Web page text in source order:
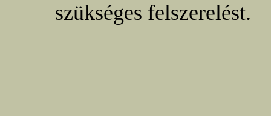
szükséges felszerelést.